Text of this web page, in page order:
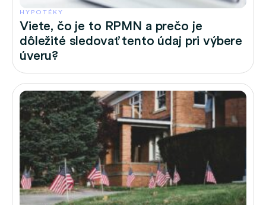
HYPOTÉKY
Viete, čo je to RPMN a prečo je
dôležité sledovať tento údaj pri výbere
úveru?